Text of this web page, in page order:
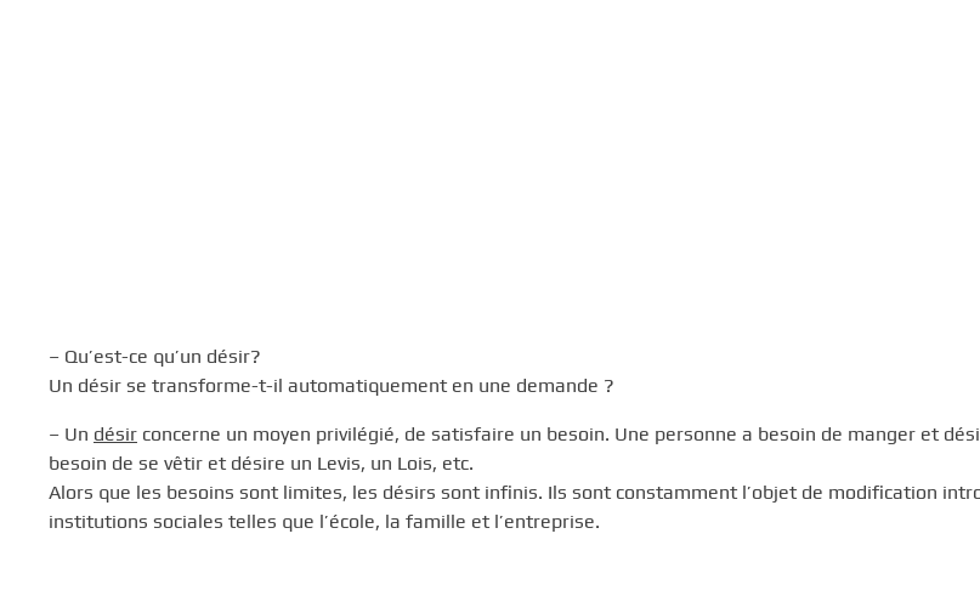
– Qu’est-ce qu’un désir?
Un désir se transforme-t-il automatiquement en une demande ?
– Un désir concerne un moyen privilégié, de satisfaire un besoin. Une personne a besoin de manger et
besoin de se vêtir et désire un Levis, un Lois, etc.
Alors que les besoins sont limites, les désirs sont infinis. Ils sont constamment l’objet de modification
institutions sociales telles que l’école, la famille et l’entreprise.